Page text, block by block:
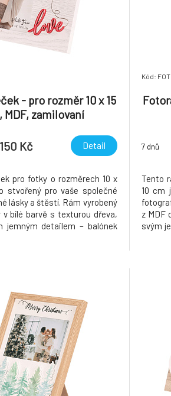
- pro rozměr 10 x 15
MDF, zamilovaní
150 Kč Detail
pro fotky o rozměrech 10 x
stvořený pro vaše společné
lásky a štěstí. Rám vyrobený
v bílé barvě s texturou dřeva,
jemným detailem – balónek
Kód:
7 dnů
Tento
10 cm
z MDF
svým